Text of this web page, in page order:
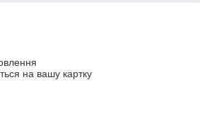
на вашу картку